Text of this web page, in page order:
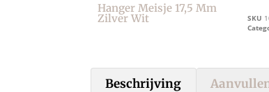
Hanger Meisje 17,5 Mm
Zilver Wit SKU
Beschrijving